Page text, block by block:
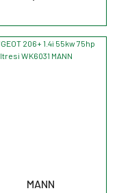
MANN